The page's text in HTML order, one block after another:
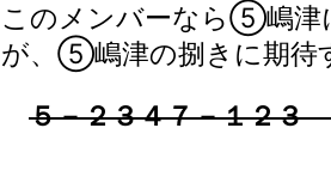
このメンバーなら⑤嶋津
が、⑤嶋津の捌きに期待
５－２３４７－１２